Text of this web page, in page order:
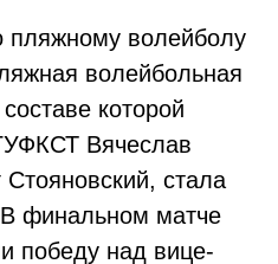
пляжному волейболу
волейбольная
которой
Вячеслав
стала
финальном матче
победу над вице-